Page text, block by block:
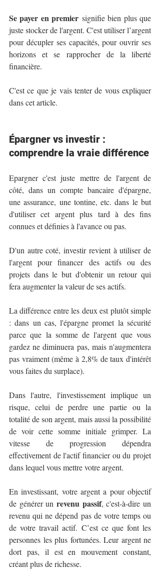
Se payer en premier signifie bien plus que
juste stocker de l'argent. C'est utiliser l’argent
pour décupler ses capacités, pour ouvrir ses
horizons et se rapprocher de la liberté
financière.
C'est ce que je vais tenter de vous expliquer
dans cet article.
Épargner vs investir :
comprendre la vraie différence
Epargner c'est juste mettre de l'argent de
côté, dans un compte bancaire d'épargne,
une assurance, une tontine, etc. dans le but
d'utiliser cet argent plus tard à des fins
connues et définies à l'avance ou pas.
D'un autre coté, investir revient à utiliser de
l'argent pour financer des actifs ou des
projets dans le but d'obtenir un retour qui
fera augmenter la valeur de ses actifs.
La différence entre les deux est plutôt simple
: dans un cas, l'épargne promet la sécurité
parce que la somme de l'argent que vous
gardez ne diminuera pas, mais n'augmentera
pas vraiment (même à 2,8% de taux d'intérêt
vous faites du surplace).
Dans l'autre, l'investissement implique un
risque, celui de perdre une partie ou la
totalité de son argent, mais aussi la possibilité
de voir cette somme initiale grimper. La
vitesse de progression dépendra
effectivement de l'actif financier ou du projet
dans lequel vous mettre votre argent.
En investissant, votre argent a pour objectif
de générer un revenu passif, c'est-à-dire un
revenu qui ne dépend pas de votre temps ou
de votre travail actif. C’est ce que font les
personnes les plus fortunées. Leur argent ne
dort pas, il est en mouvement constant,
créant plus de richesse.